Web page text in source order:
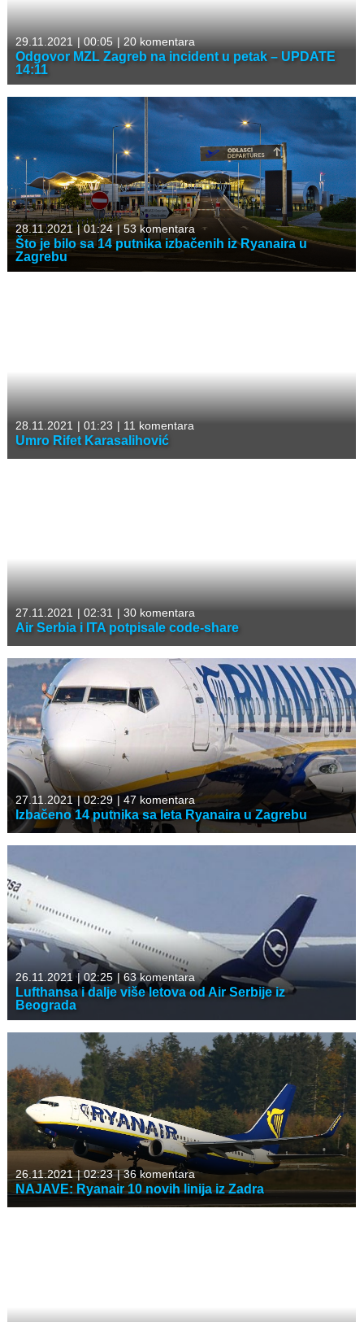
29.11.2021 |00:05 |20 komentara
Odgovor MZL Zagreb na incident u petak – UPDATE
14:11
28.11.2021 |01:24 |53 komentara
Što je bilo sa 14 putnika izbačenih iz Ryanaira u
Zagrebu
28.11.2021 | 01:23 | 11 komentara
Umro Rifet Karasalihović
27.11.2021 | 02:31 | 30 komentara
Air Serbia i ITA potpisale code-share
27.11.2021 |02:29 | 47 komentara
Izbačeno 14 putnika sa leta Ryanaira u Zagrebu
26.11.2021 |02:25 | 63 komentara
Lufthansa i dalje više letova od Air Serbije iz
Beograda
26.11.2021 |02:23 |36 komentara
NAJAVE: Ryanair 10 novih linija iz Zadra